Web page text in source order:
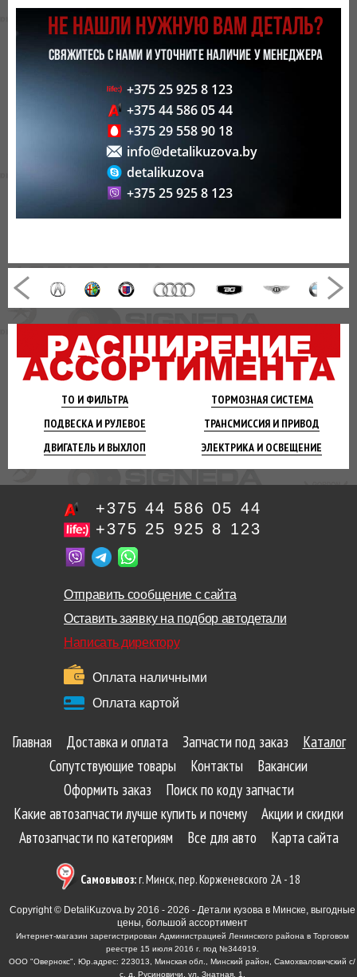
ТО И ФИЛЬТРА ТОРМОЗНАЯСИСТЕМА
ПОДВЕСКА И РУЛЕВОЕ ТРАНСМИССИЯ И ПРИВОД
ДВИГАТЕЛЬ И ВЫХЛОП ЭЛЕКТРИКА И ОСВЕЩЕНИЕ
НЕ НАШЛИ НУЖНУЮ ВАМ ДЕТАЛЬ?
СВЯЖИТЕСЬ С НАМИ И УТОЧНИТЕ НАЛИЧИЕ У МЕНЕДЖЕРА
+375 25 925 8 123
+375 44 586 05 44
+375 29 558 90 18
info@detalikuzova.by
detalikuzova
+375 25 925 8 123
+375 44 586 05 44
+375 25 925 8 123
Отправить сообщение с сайта
Оставить заявку на подбор автодетали
Написать директору
Оплата наличными
Оплата картой
Главная Доставка и оплата Запчасти под заказ
Каталог
Сопутствующие товары
Контакты
Вакансии
Оформить заказ
Поиск по коду запчасти
Какие автозапчасти лучше купить и почему
Акции и скидки
Автозапчасти по категориям
Все для авто Карта сайта
Самовывоз:г. Минск, пер. Корженевского 2А - 18
Copyright © DetaliKuzova.by 2016 - 2026 - Детали кузова в Минске, выгодные
цены, большой ассортимент
Интернет-магазин зарегистрирован Администрацией Ленинского района в Торговом
реестре 15 июля 2016 г. под №344919.
ООО "Овернокс", Юр.адрес: 223013, Минская обл., Минский район, Самохваловичский с/
с, д. Русиновичи, ул. Знатная, 1.